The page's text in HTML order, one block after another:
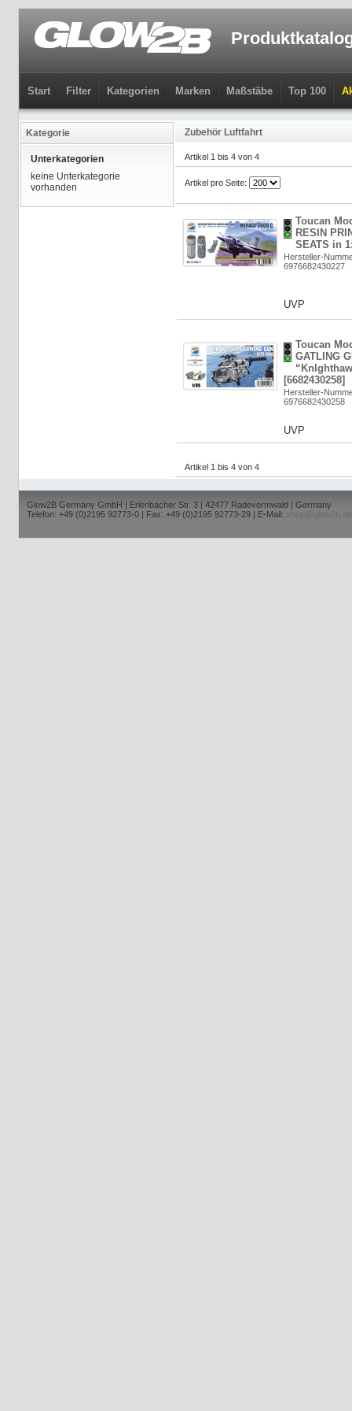
Start Filter Kategorien Marken Maßstäbe Top 100
Kategorie
Unterkategorien
keine Unterkategorie
vorhanden
Zubehör Luftfahrt
Artikel 1 bis 4 von 4
Artikel pro Seite:
Toucan
RESIN
SEATS in
Hersteller-
6976682430227
UVP
Toucan
GATLING
[6682430258]
Hersteller-
6976682430258
UVP
Artikel 1 bis 4 von 4
Glow2B Germany GmbH | Erlenbacher Str. 3 | 42477 Radevormwald | Germany
Telefon: +49 (0)2195 92773-0 | Fax: +49 (0)2195 92773-29 | E-Mail:
shop@glow2b.de